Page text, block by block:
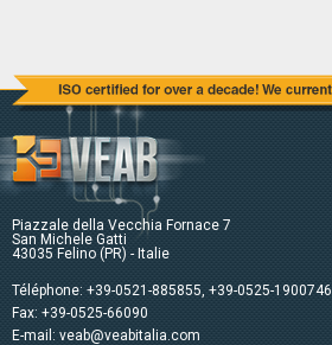
Piazzale della Vecchia Fornace 7
San Michele Gatti
43035 Felino (PR) - Italie
Téléphone: +39-0521-885855, +39-0525-1900746
Fax: +39-0525-66090
E-mail: veab@veabitalia.com